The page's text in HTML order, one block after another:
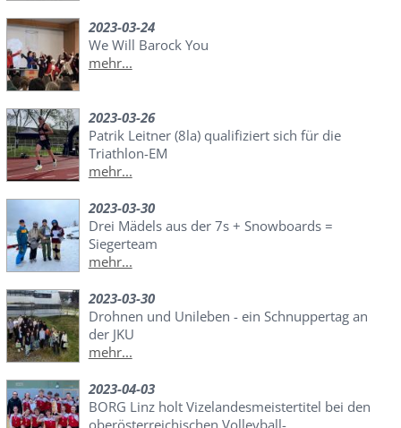
2023-03-24
We Will Barock You
mehr...
2023-03-26
Patrik Leitner (8la) qualifiziert sich für die
Triathlon-EM
mehr...
2023-03-30
Drei Mädels aus der 7s + Snowboards =
Siegerteam
mehr...
2023-03-30
Drohnen und Unileben - ein Schnuppertag an
der JKU
mehr...
2023-04-03
BORG Linz holt Vizelandesmeistertitel bei den
oberösterreichischen Volleyball-